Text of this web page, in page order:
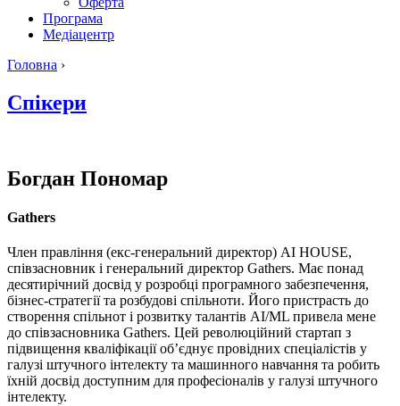
Програма
Медіацентр
Головна ›
Спікери
Богдан Пономар
Gathers
Член правління (екс-генеральний директор) AI HOUSE,
співзасновник і генеральний директор Gathers. Має понад
десятирічний досвід у розробці програмного забезпечення,
бізнес-стратегії та розбудові спільноти. Його пристрасть до
створення спільнот і розвитку талантів AI/ML привела мене
до співзасновника Gathers. Цей революційний стартап з
підвищення кваліфікації об’єднує провідних спеціалістів у
галузі штучного інтелекту та машинного навчання та робить
їхній досвід доступним для професіоналів у галузі штучного
інтелекту.